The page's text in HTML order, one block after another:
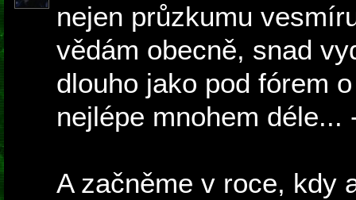
nejen průzkumu
vědám obecně, snad
dlouho jako pod fórem
nejlépe mnohem déle...
A začněme v roce, kdy